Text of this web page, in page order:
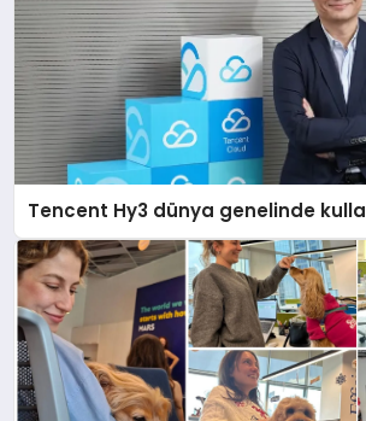
Tencent Hy3 dünya genelinde